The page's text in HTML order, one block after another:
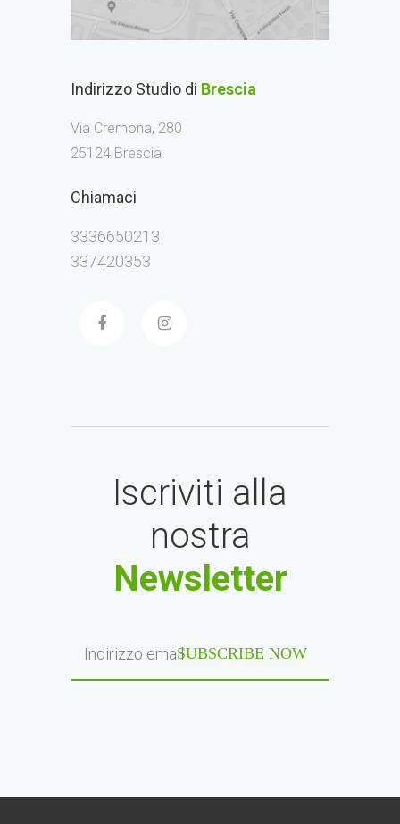
Indirizzo Studio di Brescia
Via Cremona, 280
25124 Brescia
Chiamaci
3336650213
337420353
Iscriviti alla
nostra
Newsletter